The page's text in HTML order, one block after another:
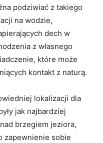
podziwiać z takiego
na wodzie,
dech w
z własnego
które może​
kontakt z naturą.
lokalizacji⁣ dla
jak najbardziej
brzegiem jeziora,
zapewnienie sobie